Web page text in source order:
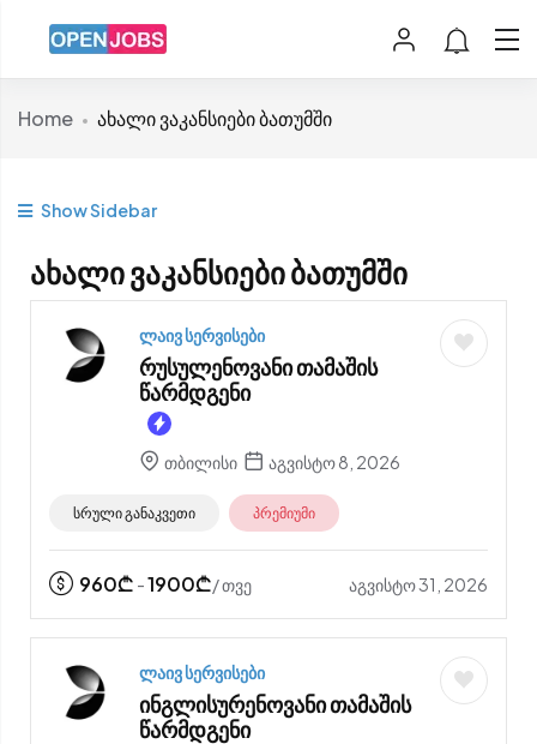
Home ახალი ვაკანსიები ბათუმში
Show Sidebar
ახალი ვაკანსიები ბათუმში
ლაივ სერვისები
რუსულენოვანი თამაშის
წარმდგენი
თბილისი აგვისტო 8, 2026
სრული განაკვეთი პრემიუმი
960₾ -1900₾/ თვე აგვისტო 31, 2026
ლაივ სერვისები
ინგლისურენოვანი თამაშის
წარმდგენი